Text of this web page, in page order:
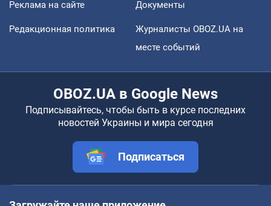
Реклама на сайте Документы
Редакционная политика
Журналисты OBOZ.UA на
месте событий
OBOZ.UA в Google News
Подписывайтесь, чтобы быть в курсе последних
новостей Украины и мира сегодня
Подписаться